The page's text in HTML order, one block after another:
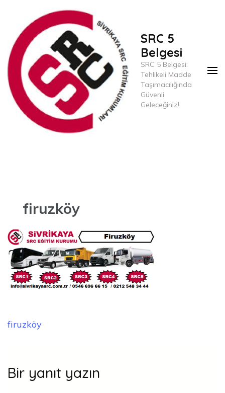
(Enter
tuşuna
basın)
SRC 5
Belgesi
SRC 5 Belgesi:
Tehlikeli Madde
Taşımacılığında
Güvenli
Geleceğiniz!
firuzköy
Yazı
firuzköy
Bir yanıt yazın